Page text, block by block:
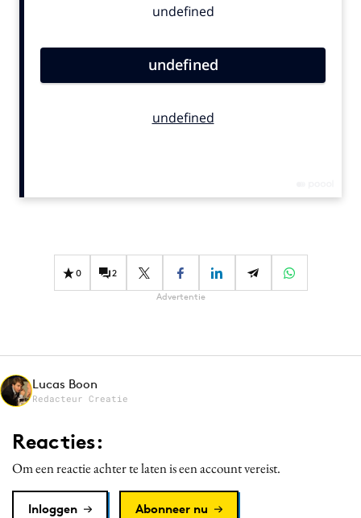
Contentmarketing
Effectiviteit
Gedragsverandering
Martech
Media
Merkstrategie
Programmatic
Purpose Marketing
0 2
Advertentie
Lucas Boon
Redacteur Creatie
Reacties:
Om een reactie achter te laten is een account vereist.
Inloggen
Abonneer nu